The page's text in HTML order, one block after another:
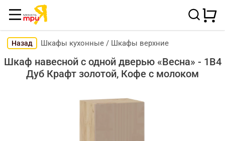
Назад Шкафы кухонные / Шкафы верхние
Шкаф навесной c одной дверью «Весна» - 1В4
Дуб Крафт золотой, Кофе с молоком